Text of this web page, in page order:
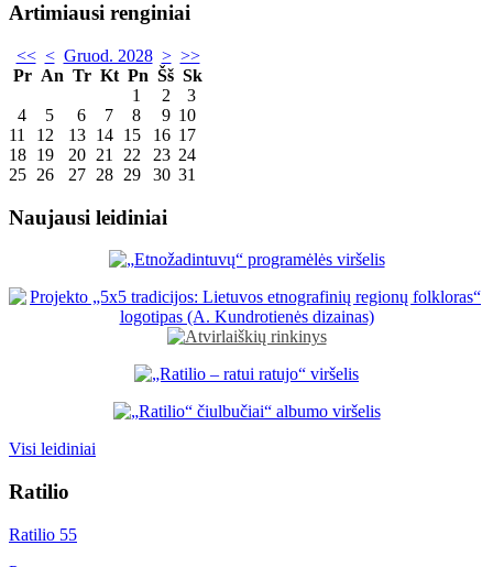
Artimiausi renginiai
<< < Gruod. 2028 > >>
Pr An Tr Kt Pn Šš Sk
1
2
3
4
5 6 7 8 9 10
11
12 13 14 15 16 17
18 19 20 21 22 23 24
25 26 27 28 29 30 31
Naujausi leidiniai
Visi leidiniai
Ratilio
Ratilio 55